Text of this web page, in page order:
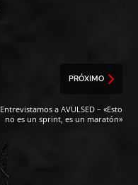
PRÓXIMO
Entrevistamos a AVULSED – «Esto
no es un sprint, es un maratón»